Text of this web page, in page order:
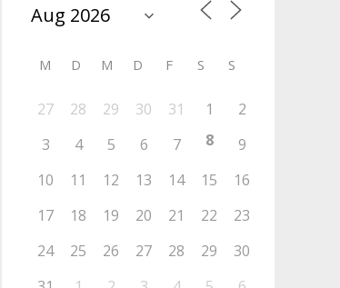
M D M D F S S
27 28 29 30 31 1
2
3
4 5 6 7 8
9
10
11 12 13 14 15
16
17
18 19 20 21 22
23
24
25 26 27 28 29
30